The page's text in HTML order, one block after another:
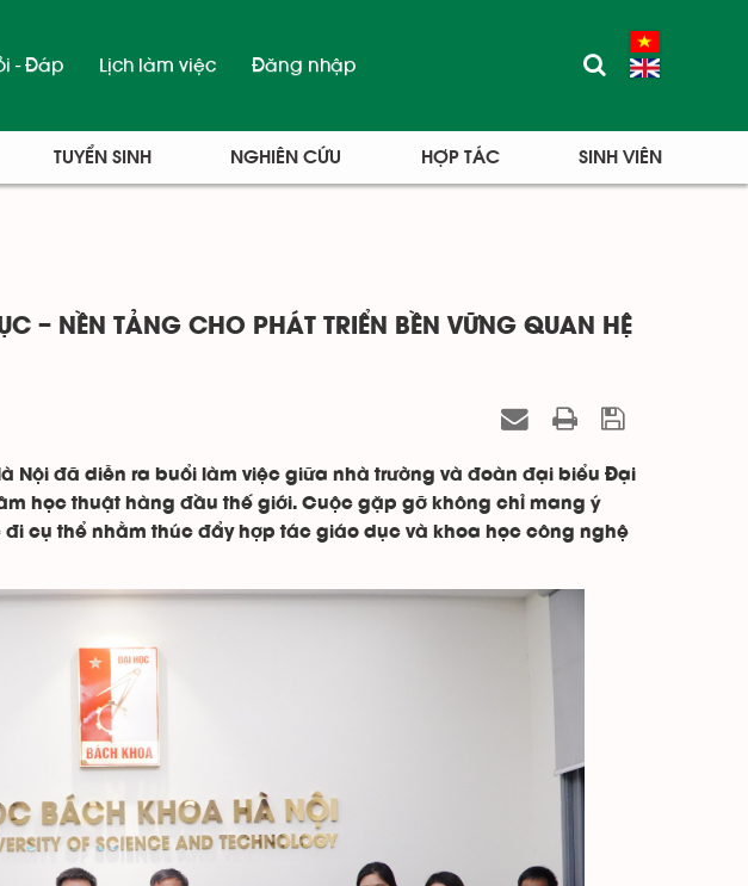
- Đáp Lịch làm việc Đăng nhập
TUYỂN SINH NGHIÊN CỨU HỢP TÁC SINH VIÊN
– NỀN TẢNG CHO PHÁT TRIỂN BỀN VỮNG QUAN HỆ
Nội đã diễn ra buổi làm việc giữa nhà trường và đoàn đại biểu Đại
học thuật hàng đầu thế giới. Cuộc gặp gỡ không chỉ mang ý
cụ thể nhằm thúc đẩy hợp tác giáo dục và khoa học công nghệ